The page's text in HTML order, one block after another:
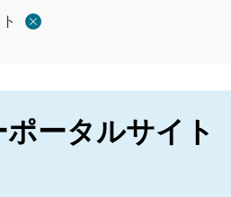
ータルサイト